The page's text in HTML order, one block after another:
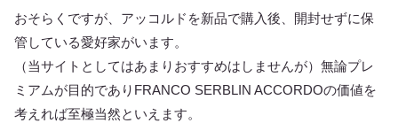
おそらくですが、アッコルドを新品で購入後、開封せずに保
管している愛好家がいます。
（当サイトとしてはあまりおすすめはしませんが）無論プレ
ミアムが目的でありFRANCO SERBLIN ACCORDOの価値を
考えれば至極当然といえます。